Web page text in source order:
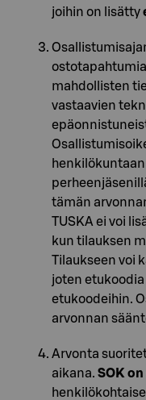
joihin on lisätty
ostotapahtumia
mahdollisten
vastaavien
tämän
TUSKA ei voi
kun tilauksen
Tilaukseen voi
joten
etukoodeihin.
arvonnan
Arvonta
aikana. SOK